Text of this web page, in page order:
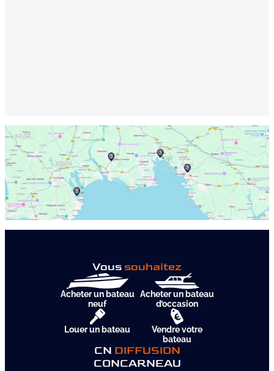
Vous souhaitez
Acheter un bateau
neuf
Acheter un bateau
d’occasion
Louer un bateau
Vendre votre
bateau
CN DIFFUSION
CONCARNEAU